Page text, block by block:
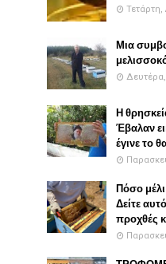
Τετάρτη,
Μια
Δευτέρα,
Η
Έβαλαν
έγινε το
Πόσο
Δείτε
προχθές